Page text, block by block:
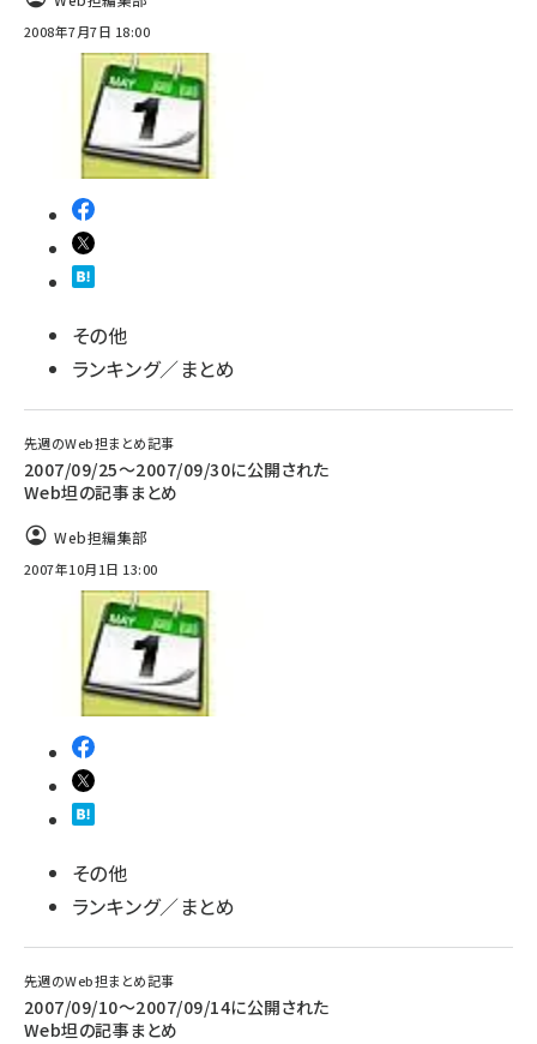
2008年7月7日 18:00
その他
ランキング／まとめ
先週のWeb担まとめ記事
2007/09/25〜2007/09/30に公開された
Web坦の記事まとめ
Web担編集部
2007年10月1日 13:00
その他
ランキング／まとめ
先週のWeb担まとめ記事
2007/09/10〜2007/09/14に公開された
Web坦の記事まとめ